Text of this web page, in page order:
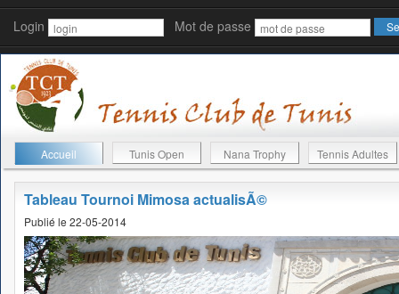
Login Mot de passe
Accueil Tunis Open Nana Trophy Tennis Adultes
Tableau Tournoi Mimosa actualisÃ©
Publié le 22-05-2014